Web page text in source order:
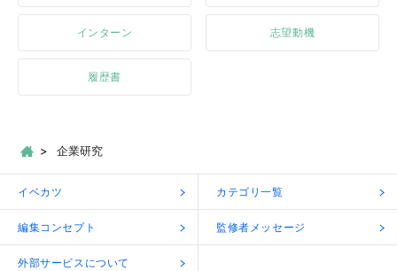
インターン 志望動機
履歴書
企業研究
イベカツ カテゴリ一覧
編集コンセプト 監修者メッセージ
外部サービスについて